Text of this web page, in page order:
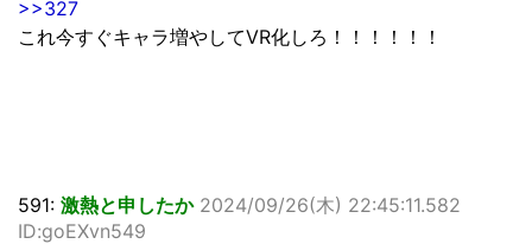
>>327
これ今すぐキャラ増やしてVR化しろ！！！！！！
591: 激熱と申したか 2024/09/26(木) 22:45:11.582
ID:goEXvn549